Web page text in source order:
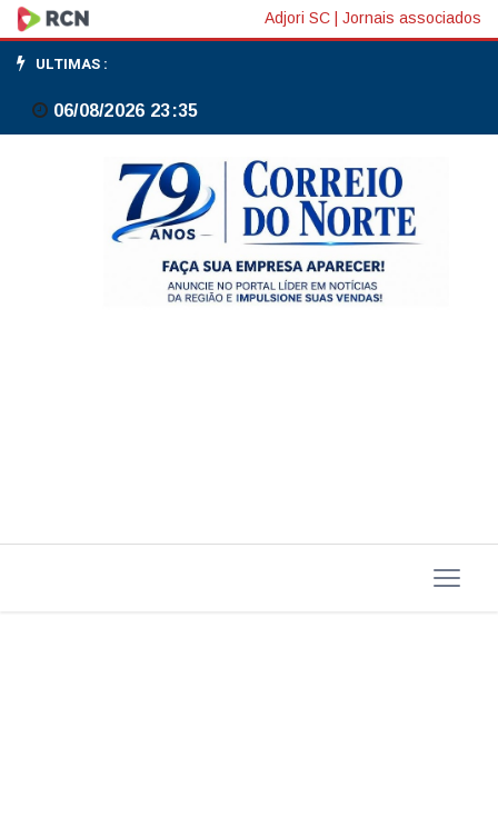
Estudo
do
BNDES
mapeia
projetos
Adjori SC Jornais associados
ULTIMAS :
06/08/2026 23:35